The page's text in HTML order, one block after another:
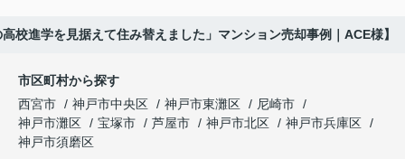
趣味を楽しむ時間が増えました。
これからの暮らしを前向きに考えられるようにな
「立地も良く、長期保有したい物件です。」
と話され、このビルを大切に運営してくださること
になりました。
「レ・ジェイド西宮北口」の査定だけでなく、新居
購入とのタイミングや資金計画についても丁寧に説
明してくださいました。
校進学を見据えて住み替えました」マンション売却事例｜ACE様】
市区町村から探す
西宮市
神戸市中央区 神戸市東灘区
尼崎市
神戸市灘区
宝塚市 芦屋市 神戸市北区
神戸市兵庫区
神戸市須磨区